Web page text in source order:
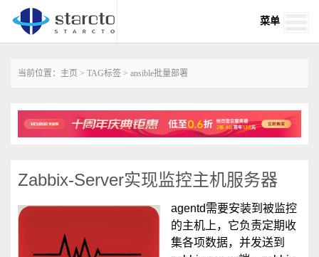
菜单
当前位置： 主页 > TAG标签 > ansible批量部署
Zabbix-Server实现监控主机服务器
agentd需要安装到被监控
的主机上，它负责定期收
集各项数据，并发送到